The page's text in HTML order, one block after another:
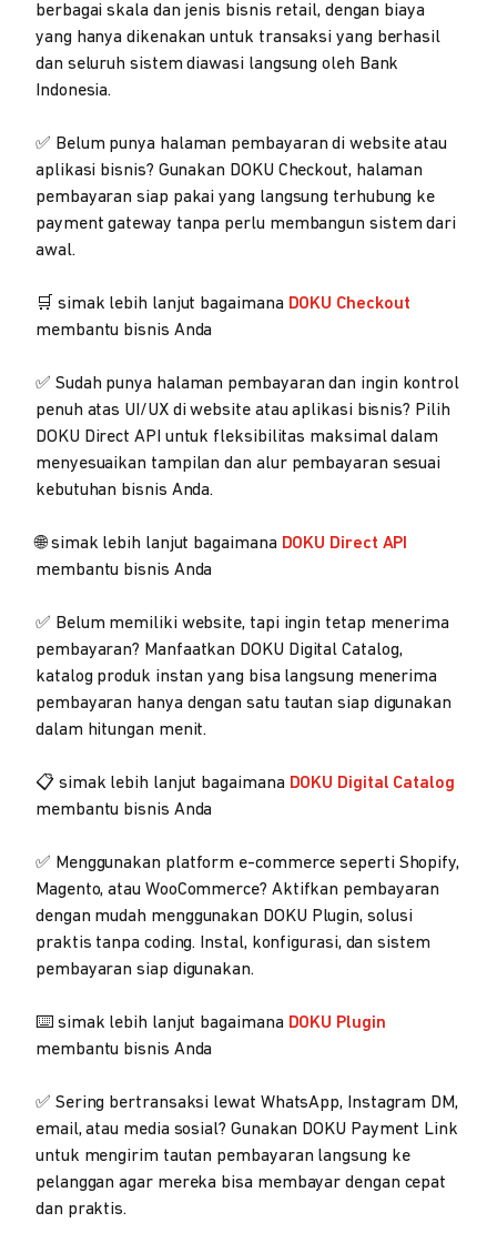
berbagai skala dan jenis bisnis retail, dengan biaya
yang hanya dikenakan untuk transaksi yang berhasil
dan seluruh sistem diawasi langsung oleh Bank
Indonesia.
✅ Belum punya halaman pembayaran di website atau
aplikasi bisnis? Gunakan DOKU Checkout, halaman
pembayaran siap pakai yang langsung terhubung ke
payment gateway tanpa perlu membangun sistem dari
awal.
🛒 simak lebih lanjut bagaimana DOKU Checkout
membantu bisnis Anda
✅ Sudah punya halaman pembayaran dan ingin kontrol
penuh atas UI/UX di website atau aplikasi bisnis? Pilih
DOKU Direct API untuk fleksibilitas maksimal dalam
menyesuaikan tampilan dan alur pembayaran sesuai
kebutuhan bisnis Anda.
🌐 simak lebih lanjut bagaimana DOKU Direct API
membantu bisnis Anda
✅ Belum memiliki website, tapi ingin tetap menerima
pembayaran? Manfaatkan DOKU Digital Catalog,
katalog produk instan yang bisa langsung menerima
pembayaran hanya dengan satu tautan siap digunakan
dalam hitungan menit.
📋 simak lebih lanjut bagaimana DOKU Digital Catalog
membantu bisnis Anda
✅ Menggunakan platform e-commerce seperti Shopify,
Magento, atau WooCommerce? Aktifkan pembayaran
dengan mudah menggunakan DOKU Plugin, solusi
praktis tanpa coding. Instal, konfigurasi, dan sistem
pembayaran siap digunakan.
⌨️ simak lebih lanjut bagaimana DOKU Plugin
membantu bisnis Anda
✅ Sering bertransaksi lewat WhatsApp, Instagram DM,
email, atau media sosial? Gunakan DOKU Payment Link
untuk mengirim tautan pembayaran langsung ke
pelanggan agar mereka bisa membayar dengan cepat
dan praktis.